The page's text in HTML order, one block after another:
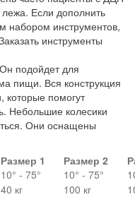
Если дополнить
набором инструментов,
инструменты
подойдет для
пищи. Вся конструкция
которые помогут
Небольшие колесики
Они оснащены
Размер 1 Размер 2
10° - 75° 10° - 75°
40 кг 100 кг